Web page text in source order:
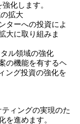
化します。
拡大
ターへの投資によ
大に取り組みま
ル領域の強化
の機能を有するヘ
ング投資の強化を
ィングの実現のた
を進めます。